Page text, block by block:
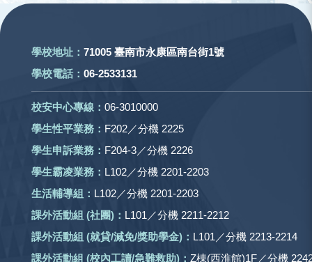
學校地址： 71005 臺南市永康區南台街1號
學校電話： 06-2533131
校安中心專線： 06-3010000
學生性平業務： F202／分機 2225
學生申訴業務： F204-3／分機 2226
學生霸凌業務： L102／分機 2201-2203
生活輔導組： L102／分機 2201-2203
課外活動組 (社團) ： L101／分機 2211-2212
課外活動組 (就貸/減免/獎助學金)： L101／分機 2213-2214
課外活動組 (校內工讀/急難救助) ： Z棟(西淮館)1F／分機